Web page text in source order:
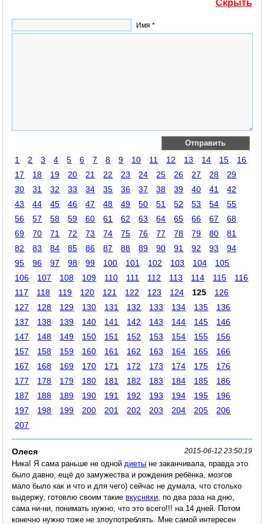
Скрыть
Имя *
1 2 3 4 5 6 7 8 9 10 11 12 13 14 15
16
17
18 19 20 21 22 23 24 25 26 27 28
29
30
31 32 33 34 35 36 37 38 39 40 41
42
43
44 45 46 47 48 49 50 51 52 53 54
55
56
57 58 59 60 61 62 63 64 65 66 67
68
69
70 71 72 73 74 75 76 77 78 79 80
81
82
83 84 85 86 87 88 89 90 91 92 93
94
95
96 97 98 99 100 101 102 103 104
105
106
107 108 109 110 111 112 113 114 115
116
117
118 119 120 121 122 123 124 125
126
127
128 129 130 131 132 133 134 135
136
137
138 139 140 141 142 143 144 145
146
147
148 149 150 151 152 153 154 155
156
157
158 159 160 161 162 163 164 165
166
167
168 169 170 171 172 173 174 175
176
177
178 179 180 181 182 183 184 185
186
187
188 189 190 191 192 193 194 195
196
197
198 199 200 201 202 203 204 205
206
207
Олеся 2015-06-12 23:50:19
Ника! Я сама раньше не одной диеты не заканчивала, правда это
было давно, ещё до замужества и рождения ребёнка, мозгов
мало было как и что и для чего) сейчас не думала, что столько
выдержу, готовлю своим такиевкусняхи , по два раза на дню,
сама ни-ни, понимать нужно, что это всего!!! на 14 дней. Потом
конечно нужно тоже не злоупотреблять. Мне самой интересен